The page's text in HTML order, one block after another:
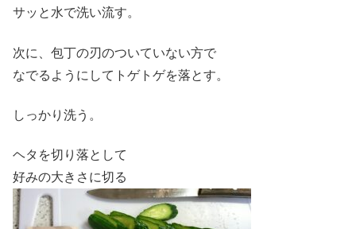
サッと水で洗い流す。
次に、包丁の刃のついていない方で
なでるようにしてトゲトゲを落とす。
しっかり洗う。
ヘタを切り落として
好みの大きさに切る